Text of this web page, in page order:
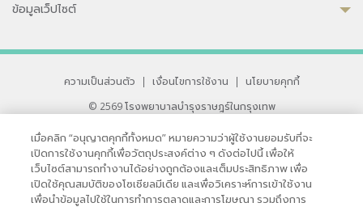
ข้อมูลเว็ปไซต์
ความเป็นส่วนตัว | เงื่อนไขการใช้งาน |
นโยบายคุกกี้
© 2569 โรงพยาบาลบำรุงราษฎร์ในกรุงเทพ
33 สุขุมวิท ซอย 3 เขตวัฒนา กรุงเทพ 10110 ประเทศไทย
หากท่านมีข้อคิดเห็นหรือปัญหาในการใช้เว็บไซต์ของเรา
เมื่อคลิก “อนุญาตคุกกี้ทั้งหมด” หมายความว่าผู้ใช้งานยอมรับที่จะ
เปิดการใช้งานคุกกี้เพื่อวัตถุประสงค์ต่าง ๆ ดังต่อไปนี้ เพื่อให้
เว็บไซต์สามารถทำงานได้อย่างถูกต้องและเต็มประสิทธิภาพ เพื่อ
เปิดใช้คุณสมบัติของโซเชียลมีเดีย และเพื่อวิเคราะห์การเข้าใช้งาน
เพื่อนำข้อมูลไปใช้ในการทำการตลาดและการโฆษณา รวมถึงการ